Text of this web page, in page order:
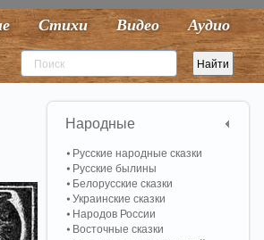
Стихи Видео Аудио
Народные
Русские народные сказки
Русские былины
Белорусские сказки
Украинские сказки
Народов России
Восточные сказки